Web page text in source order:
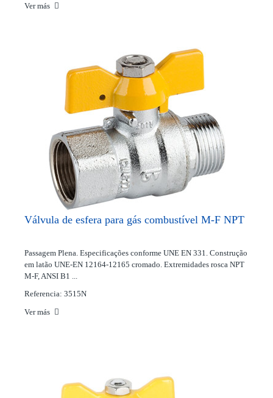
Ver más
Válvula de esfera para gás combustível M-F NPT
Passagem Plena. Especificações conforme UNE EN 331. Construção
em latão UNE-EN 12164-12165 cromado. Extremidades rosca NPT
M-F, ANSI B1 ...
Referencia: 3515N
Ver más